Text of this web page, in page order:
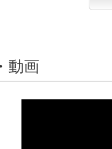
動画